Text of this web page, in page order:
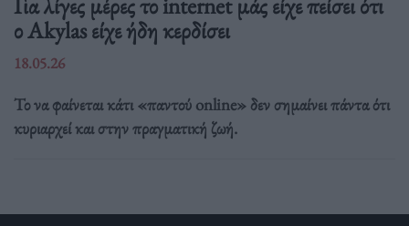
ο Akylas είχε ήδη κερδίσει
18.05.26
Το να φαίνεται κάτι «παντού online» δεν σημαίνει πάντα ότι
κυριαρχεί και στην πραγματική ζωή.